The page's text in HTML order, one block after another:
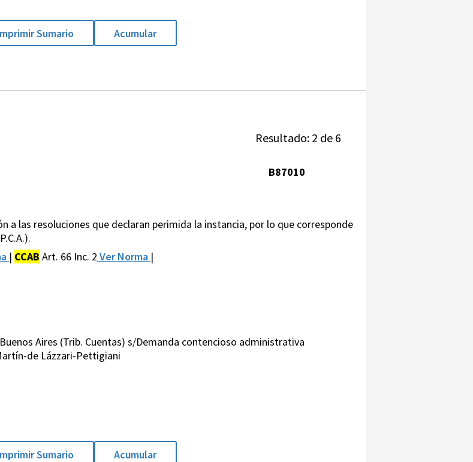
Sumario Acumular
Resultado: 2 de 6
B87010
a las resoluciones que declaran perimida la instancia, por lo que corresponde
| CCAB Art. 66 Inc. 2 Ver Norma |
Aires (Trib. Cuentas) s/Demanda contencioso administrativa
de Lázzari-Pettigiani
Sumario Acumular